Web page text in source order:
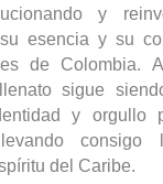
y
esencia y su
de Colombia.
sigue
y orgullo
del Caribe.